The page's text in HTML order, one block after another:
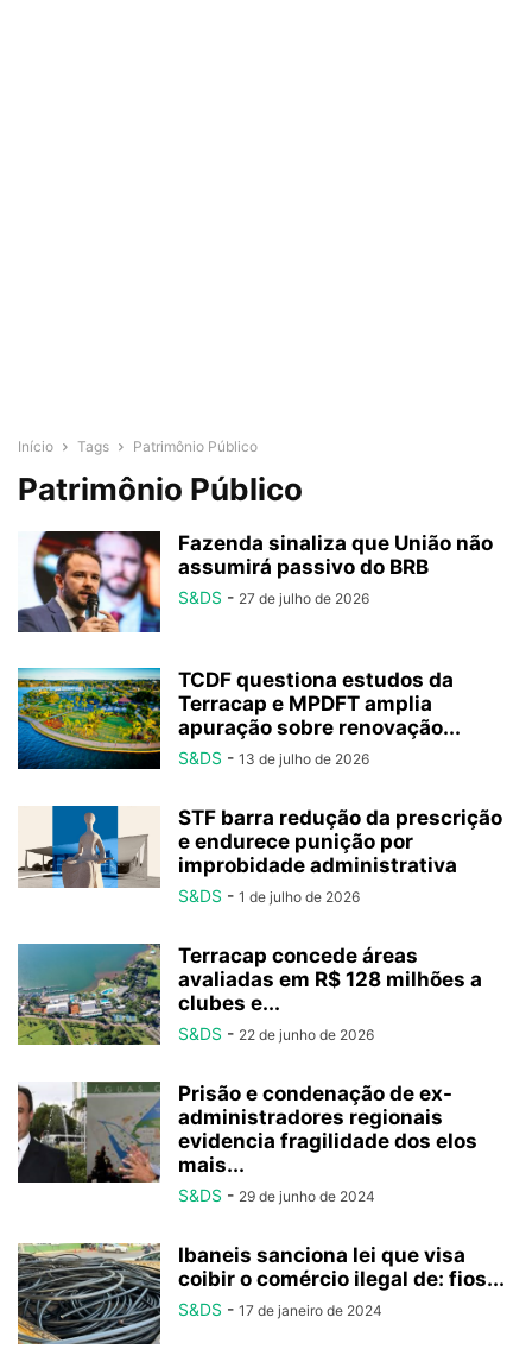
Início Tags Patrimônio Público
Patrimônio Público
Fazenda sinaliza que União não
assumirá passivo do BRB
S&DS - 27 de julho de 2026
TCDF questiona estudos da
Terracap e MPDFT amplia
apuração sobre renovação...
S&DS - 13 de julho de 2026
STF barra redução da prescrição
e endurece punição por
improbidade administrativa
S&DS - 1 de julho de 2026
Terracap concede áreas
avaliadas em R$ 128 milhões a
clubes e...
S&DS - 22 de junho de 2026
Prisão e condenação de ex-
administradores regionais
evidencia fragilidade dos elos
mais...
S&DS - 29 de junho de 2024
Ibaneis sanciona lei que visa
coibir o comércio ilegal de: fios...
S&DS - 17 de janeiro de 2024